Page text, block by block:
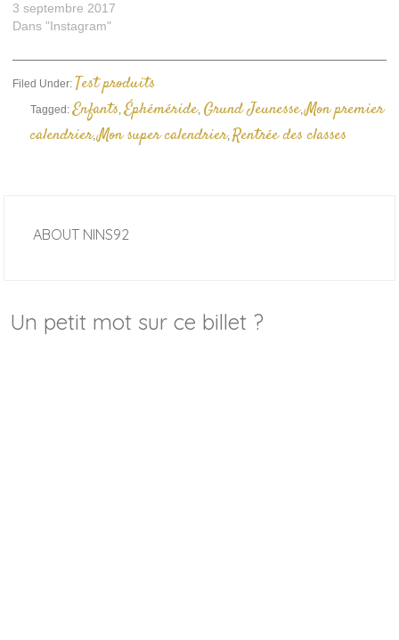
3 septembre 2017
Dans "Instagram"
Filed Under: Test produits
Tagged:Enfants,Éphéméride, Grund Jeunesse,Mon premier
calendrier,Mon super calendrier,Rentrée des classes
ABOUT NINS92
Un petit mot sur ce billet ?